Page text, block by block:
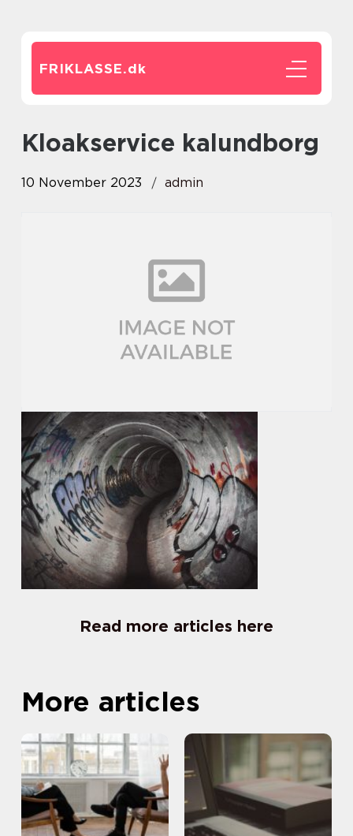
FRIKLASSE.dk
kloakservice kalundborg
10 November 2023 admin
Read more articles here
More articles